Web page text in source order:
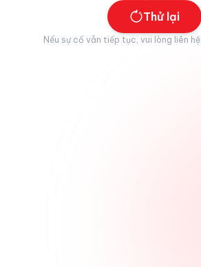
Thử lại
Nếu sự cố vẫn tiếp tục, vui lòng liên hệ